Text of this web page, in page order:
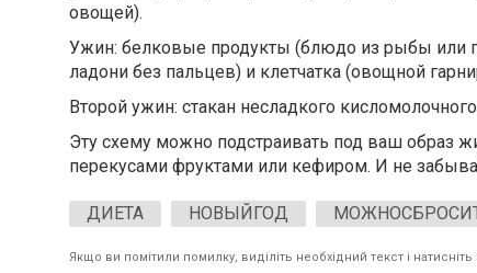
овощей).
Ужин: белковые продукты (блюдо из рыбы или
ладони без пальцев) и клетчатка (овощной
Второй ужин: стакан несладкого
Эту схему можно подстраивать под ваш образ
перекусами фруктами или кефиром. И не
ДИЕТА НОВЫЙГОД
Якщо ви помітили помилку, виділіть необхідний текст і